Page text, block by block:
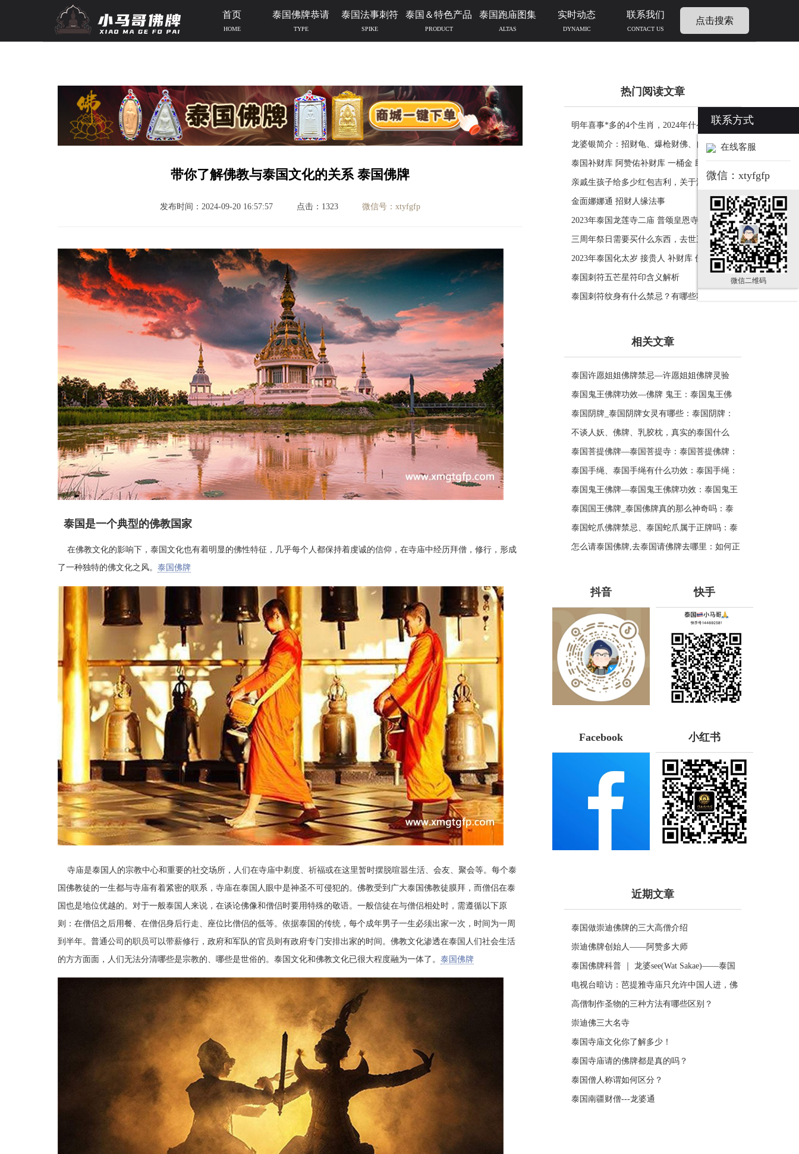
首页
HOME
泰国佛牌恭请
TYPE
泰国法事刺符
SPIKE
泰国＆特色产品
PRODUCT
泰国跑庙图集
ALTAS
实时动态
DYNAMIC
联系我们
CONTACT US
点击搜索
带你了解佛教与泰国文化的关系 泰国佛牌
发布时间：2024-09-20 16:57:57 点击：1323 微信号：xtyfgfp
泰国是一个典型的佛教国家
在佛教文化的影响下，泰国文化也有着明显的佛性特征，几乎每个人都保持着虔诚的信仰，在寺庙中经历拜僧，修行，形成
了一种独特的佛文化之风。 泰国佛牌
寺庙是泰国人的宗教中心和重要的社交场所，人们在寺庙中剃度、祈福或在这里暂时摆脱喧嚣生活、会友、聚会等。每个泰
国佛教徒的一生都与寺庙有着紧密的联系，寺庙在泰国人眼中是神圣不可侵犯的。佛教受到广大泰国佛教徒膜拜，而僧侣在泰
国也是地位优越的。对于一般泰国人来说，在谈论佛像和僧侣时要用特殊的敬语。一般信徒在与僧侣相处时，需遵循以下原
则：在僧侣之后用餐、在僧侣身后行走、座位比僧侣的低等。依据泰国的传统，每个成年男子一生必须出家一次，时间为一周
到半年。普通公司的职员可以带薪修行，政府和军队的官员则有政府专门安排出家的时间。佛教文化渗透在泰国人们社会生活
的方方面面，人们无法分清哪些是宗教的、哪些是世俗的。泰国文化和佛教文化已很大程度融为一体了。 泰国佛牌
热门阅读文章
明年喜事*多的4个生肖，2024年什么生肖福运
临门好事连连
龙婆银简介：招财龟、爆枪财佛、自身佛牌的
功效介绍
泰国补财库 阿赞佑补财库 一桶金 助力生意财
运财富
亲戚生孩子给多少红包吉利，关于添丁份子钱
风水讲究
金面娜娜通 招财人缘法事
2023年泰国龙莲寺二庙 普颂皇恩寺化太岁 接
贵人 补财库 佛历2566年
三周年祭日需要买什么东西，去世三周年祭祀
用品风水
2023年泰国化太岁 接贵人 补财库 佛历2566年
泰国刺符五芒星符印含义解析
泰国刺符纹身有什么禁忌？有哪些功效？
相关文章
泰国许愿姐姐佛牌禁忌—许愿姐姐佛牌灵验
吗：泰国许愿姐姐佛牌禁忌揭秘
泰国鬼王佛牌功效—佛牌 鬼王：泰国鬼王佛
牌：神奇能力揭秘
泰国阴牌_泰国阴牌女灵有哪些：泰国阴牌：
神秘魅力与独特文化的结合
不谈人妖、佛牌、乳胶枕，真实的泰国什么
样？
泰国菩提佛牌—泰国菩提寺：泰国菩提佛牌：
古老护身符的神秘力量
泰国手绳、泰国手绳有什么功效：泰国手绳：
传承千年的手工艺品
泰国鬼王佛牌—泰国鬼王佛牌功效：泰国鬼王
佛牌：神秘的护身符
泰国国王佛牌_泰国佛牌真的那么神奇吗：泰
国国王佛牌：神秘护身符的传承之道
泰国蛇爪佛牌禁忌、泰国蛇爪属于正牌吗：泰
国蛇爪佛牌禁忌揭秘
怎么请泰国佛牌,去泰国请佛牌去哪里：如何正
抖音 快手
Facebook 小红书
近期文章
泰国做崇迪佛牌的三大高僧介绍
崇迪佛牌创始人——阿赞多大师
泰国佛牌科普 ｜ 龙婆see(Wat Sakae)——泰国
四面神前三高僧
电视台暗访：芭提雅寺庙只允许中国人进，佛
牌高于常价100多倍！
高僧制作圣物的三种方法有哪些区别？
崇迪佛三大名寺
泰国寺庙文化你了解多少！
泰国寺庙请的佛牌都是真的吗？
泰国僧人称谓如何区分？
泰国南疆财僧---龙婆通
联系方式
在线客服
微信：xtyfgfp
微信二维码